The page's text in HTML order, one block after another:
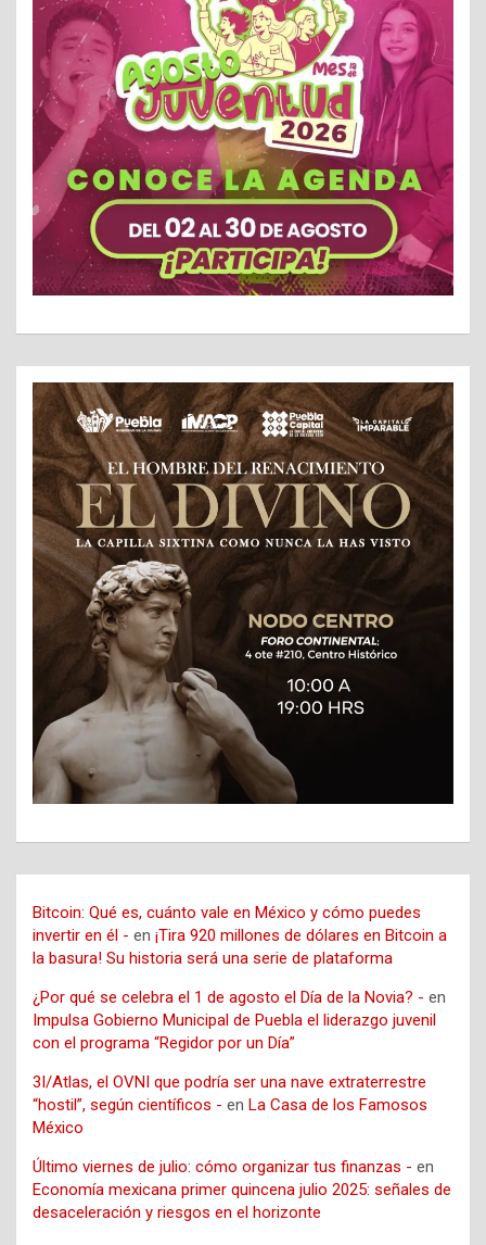
Bitcoin: Qué es, cuánto vale en México y cómo puedes
invertir en él - en ¡Tira 920 millones de dólares en Bitcoin a
la basura! Su historia será una serie de plataforma
¿Por qué se celebra el 1 de agosto el Día de la Novia? - en
Impulsa Gobierno Municipal de Puebla el liderazgo juvenil
con el programa “Regidor por un Día”
3I/Atlas, el OVNI que podría ser una nave extraterrestre
“hostil”, según científicos - en La Casa de los Famosos
México
Último viernes de julio: cómo organizar tus finanzas - en
Economía mexicana primer quincena julio 2025: señales de
desaceleración y riesgos en el horizonte